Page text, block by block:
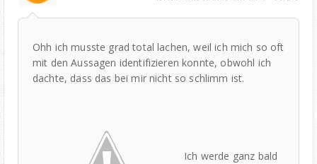
Ohh ich musste grad total lachen, weil ich mich so oft
mit den Aussagen identifizieren konnte, obwohl ich
dachte, dass das bei mir nicht so schlimm ist.
Ich werde ganz bald